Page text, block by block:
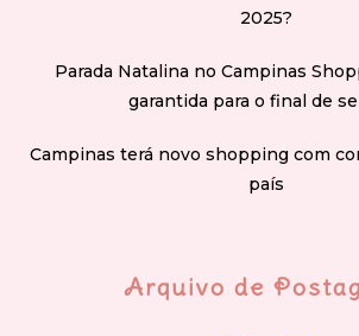
2025?
Parada Natalina no Campinas
garantida para o final de
Campinas terá novo shopping com
país
Arquivo de